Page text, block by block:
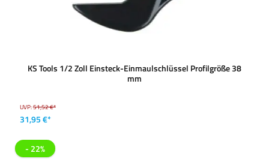
KS Tools 1/2 Zoll Einsteck-Einmaulschlüssel Profilgröße 38
mm
UVP:51,52 €*
31,95 €*
- 22%